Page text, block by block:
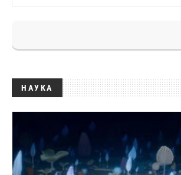
НАУКА